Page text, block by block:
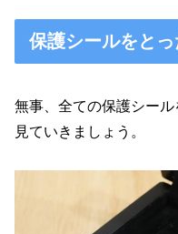
保護シールをと
無事、全ての保護シー
見ていきましょう。